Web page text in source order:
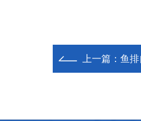
上一篇： 鱼